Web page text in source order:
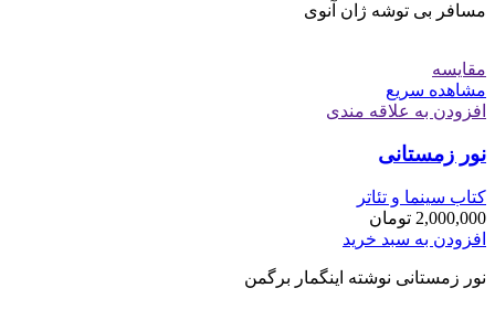
مسافر بی توشه ژان آنوی
مقایسه
مشاهده سریع
افزودن به علاقه مندی
نور زمستانی
کتاب سینما و تئاتر
2,000,000 تومان
افزودن به سبد خرید
نور زمستانی نوشته اینگمار برگمن